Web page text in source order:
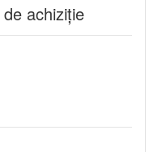
achiziție